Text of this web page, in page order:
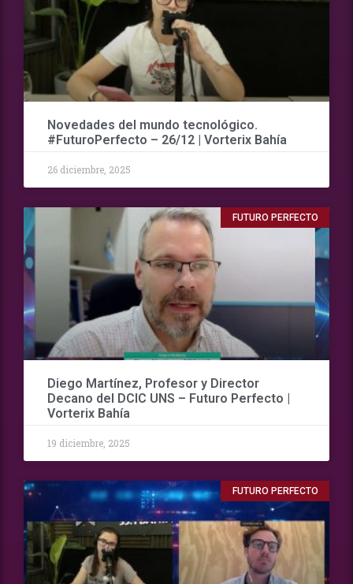
Novedades del mundo tecnológico.
#FuturoPerfecto – 26/12 | Vorterix Bahía
26 diciembre, 2025
FUTURO PERFECTO
Diego Martínez, Profesor y Director
Decano del DCIC UNS – Futuro Perfecto |
Vorterix Bahía
19 diciembre, 2025
FUTURO PERFECTO